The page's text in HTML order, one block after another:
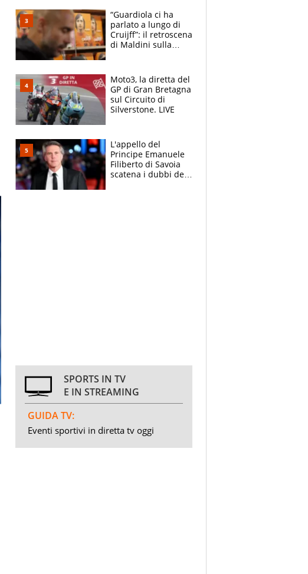
“Guardiola ci ha
parlato a lungo di
Cruijff”: il retroscena
di Maldini sulla
Moto3, la diretta del
GP di Gran Bretagna
sul Circuito di
Silverstone. LIVE
L'appello del
Principe Emanuele
Filiberto di Savoia
scatena i dubbi dei
SPORTS IN TV
E IN STREAMING
GUIDA TV:
Eventi sportivi in diretta tv oggi